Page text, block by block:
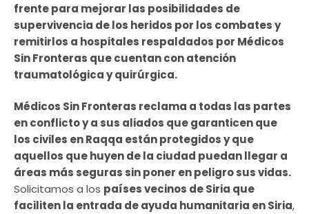
frente para mejorar las posibilidades de
supervivencia de los heridos por los combates y
remitirlos a hospitales respaldados por Médicos
Sin Fronteras que cuentan con atención
traumatológica y quirúrgica.
Médicos Sin Fronteras reclama a todas las partes
en conflicto y a sus aliados que garanticen que
los civiles en Raqqa están protegidos y que
aquellos que huyen de la ciudad puedan llegar a
áreas más seguras sin poner en peligro sus vidas.
Solicitamos a los países vecinos de Siria que
faciliten la entrada de ayuda humanitaria en Siria,